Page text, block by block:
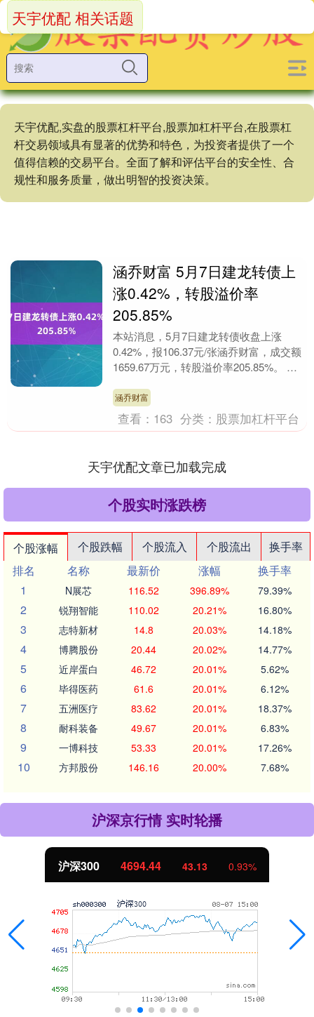
天宇优配,实盘的股票杠杆平台,股票加杠杆平台,在股票杠
杆交易领域具有显著的优势和特色，为投资者提供了一个
值得信赖的交易平台。全面了解和评估平台的安全性、合
规性和服务质量，做出明智的投资决策。
天宇优配 相关话题
涵乔财富 5月7日建龙转债上
涨0.42%，转股溢价率
205.85%
本站消息，5月7日建龙转债收盘上涨
0.42%，报106.37元/张涵乔财富，成交额
1659.67万元，转股溢价率205.85%。 资
涵乔财富
查看： 163 分类： 股票加杠杆平台
天宇优配文章已加载完成
个股实时涨跌榜
个股涨幅 个股跌幅 个股流入 个股流出
换手率
排名
名称 最新价 涨幅
换手率
1
N展芯 116.52 396.89% 79.39%
2 锐翔智能 110.02 20.21% 16.80%
3 志特新材 14.8 20.03% 14.18%
4 博腾股份 20.44 20.02% 14.77%
5 近岸蛋白 46.72 20.01% 5.62%
6 毕得医药 61.6 20.01% 6.12%
7 五洲医疗 83.62 20.01% 18.37%
8 耐科装备 49.67 20.01% 6.83%
9 一博科技 53.33 20.01% 17.26%
10 方邦股份 146.16 20.00% 7.68%
沪深京行情 实时轮播
沪深300 4694.44 43.13 0.93%